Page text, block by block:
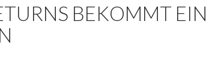
BEKOMMT EIN